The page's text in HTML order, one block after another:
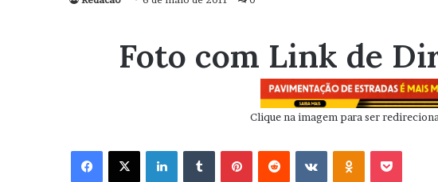
Foto com Link de
Clique na imagem para ser
Facebook X Linkedin VK OK